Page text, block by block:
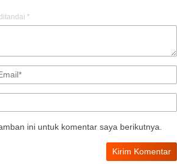
*
ini untuk komentar saya berikutnya.